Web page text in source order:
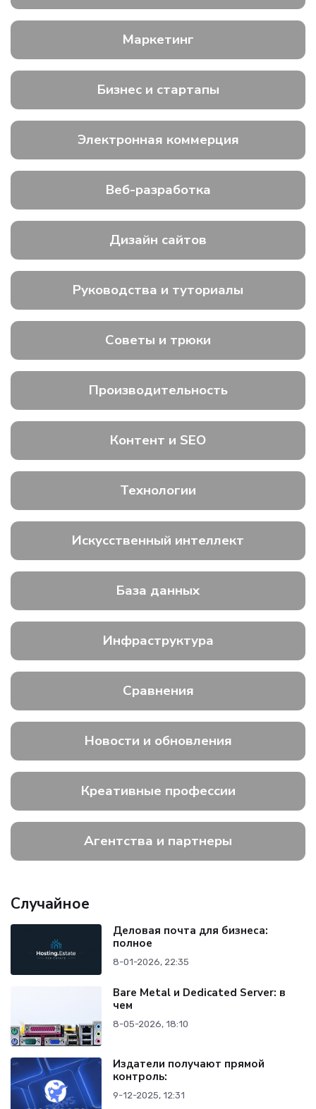
Маркетинг
Бизнес и стартапы
Электронная коммерция
Веб-разработка
Дизайн сайтов
Руководства и туториалы
Советы и трюки
Производительность
Контент и SEO
Технологии
Искусственный интеллект
База данных
Инфраструктура
Сравнения
Новости и обновления
Креативные профессии
Агентства и партнеры
Случайное
Деловая почта для бизнеса:
полное
8-01-2026, 22:35
Bare Metal и Dedicated Server: в
чем
8-05-2026, 18:10
Издатели получают прямой
контроль:
9-12-2025, 12:31